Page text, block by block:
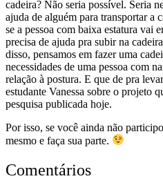
cadeira? Não seria possível. Seria
ajuda de alguém para transportar a
se a pessoa com baixa estatura vai
precisa de ajuda pra subir na
disso, pensamos em fazer uma
necessidades de uma pessoa com
relação à postura. E que de pra
estudante Vanessa sobre o projeto
pesquisa publicada hoje.
Por isso, se você ainda não
mesmo e faça sua parte.
Comentários